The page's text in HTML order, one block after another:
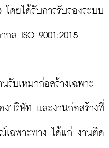
ดยได้รับการรับรองระบบ
ล ISO 9001:2015
นรับเหมาก่อสร้างเฉพาะ
บริษัท และงานก่อสร้างที่
เฉพาะทาง ได้แก่ งานติด